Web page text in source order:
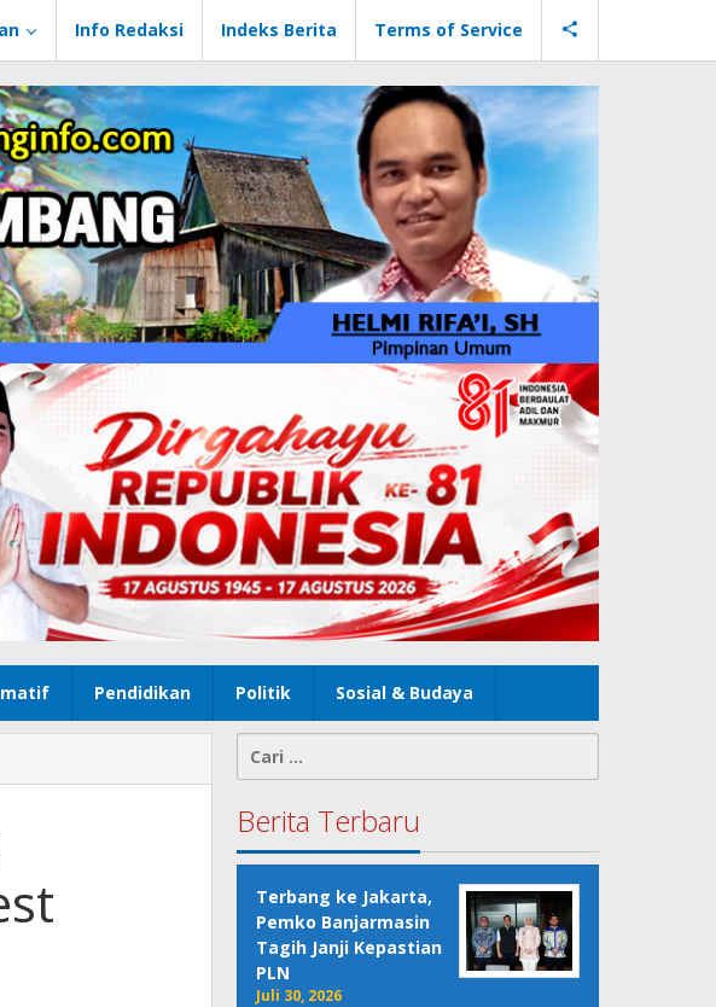
Info Redaksi Indeks Berita Terms of Service
Pendidikan Politik Sosial & Budaya
untuk:
Berita Terbaru
Terbang ke Jakarta,
Pemko Banjarmasin
Tagih Janji Kepastian
PLN
Juli 30, 2026